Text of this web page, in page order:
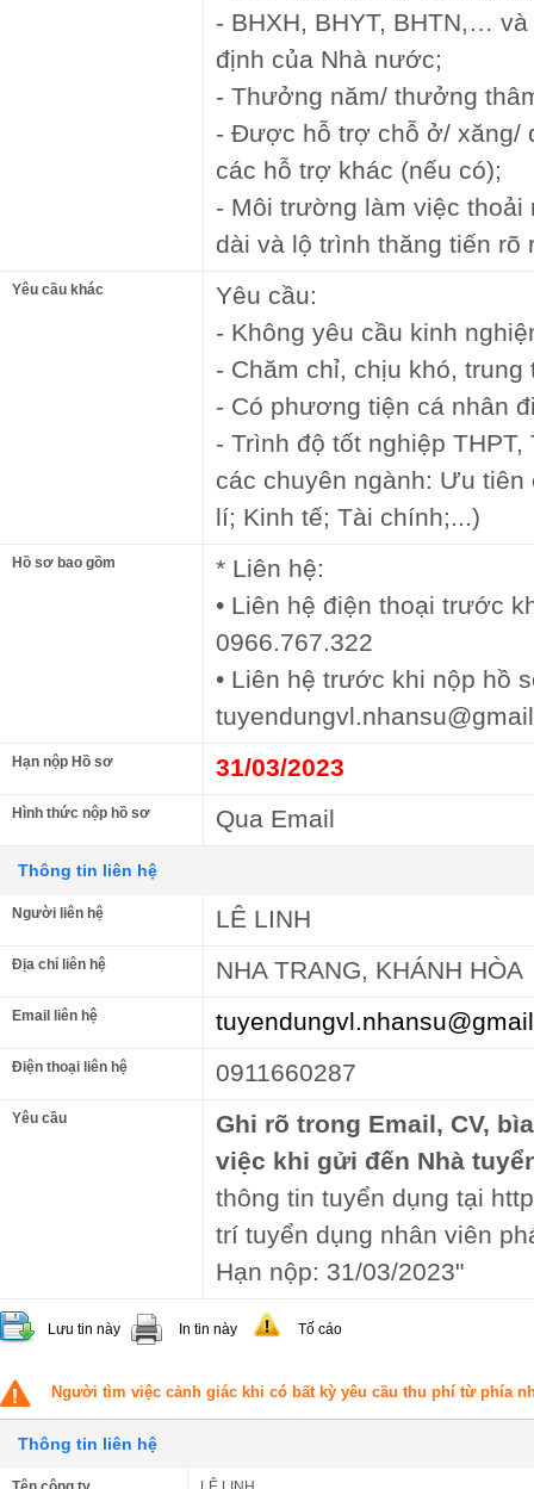
- BHXH, BHYT, BHTN,…
định của Nhà nước;
- Thưởng năm/ thưởng
- Được hỗ trợ chỗ ở/ xăng/
các hỗ trợ khác (nếu có);
- Môi trường làm việc thoải
dài và lộ trình thăng tiến rõ
Yêu cầu khác
Yêu cầu:
- Không yêu cầu kinh
- Chăm chỉ, chịu khó, trung
- Có phương tiện cá nhân
- Trình độ tốt nghiệp
các chuyên ngành: Ưu
lí; Kinh tế; Tài chính;...)
Hồ sơ bao gồm
* Liên hệ:
• Liên hệ điện thoại trước
0966.767.322
• Liên hệ trước khi nộp hồ
Hạn nộp Hồ sơ 31/03/2023
Hình thức nộp hồ sơ Qua Email
Thông tin liên hệ
Người liên hệ LÊ LINH
Địa chỉ liên hệ NHA TRANG, KHÁNH HÒA
Email liên hệ
Điện thoại liên hệ 0911660287
Yêu cầu
Ghi rõ trong Email, CV,
việc khi gửi đến Nhà
thông tin tuyển dụng tại
trí tuyển dụng nhân viên
Hạn nộp: 31/03/2023"
Lưu tin này In tin này Tố cáo
Người tìm việc cảnh giác khi có bất kỳ yêu cầu thu phí từ phía
Thông tin liên hệ